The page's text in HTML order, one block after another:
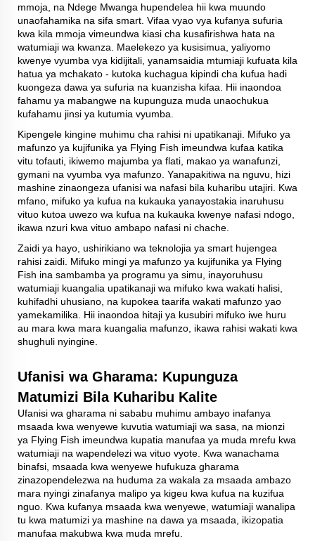
mmoja, na Ndege Mwanga hupendelea hii kwa muundo
unaofahamika na sifa smart. Vifaa vyao vya kufanya sufuria
kwa kila mmoja vimeundwa kiasi cha kusafirishwa hata na
watumiaji wa kwanza. Maelekezo ya kusisimua, yaliyomo
kwenye vyumba vya kidijitali, yanamsaidia mtumiaji kufuata kila
hatua ya mchakato - kutoka kuchagua kipindi cha kufua hadi
kuongeza dawa ya sufuria na kuanzisha kifaa. Hii inaondoa
fahamu ya mabangwe na kupunguza muda unaochukua
kufahamu jinsi ya kutumia vyumba.
Kipengele kingine muhimu cha rahisi ni upatikanaji. Mifuko ya
mafunzo ya kujifunika ya Flying Fish imeundwa kufaa katika
vitu tofauti, ikiwemo majumba ya flati, makao ya wanafunzi,
gymani na vyumba vya mafunzo. Yanapakitiwa na nguvu, hizi
mashine zinaongeza ufanisi wa nafasi bila kuharibu utajiri. Kwa
mfano, mifuko ya kufua na kukauka yanayostakia inaruhusu
vituo kutoa uwezo wa kufua na kukauka kwenye nafasi ndogo,
ikawa nzuri kwa vituo ambapo nafasi ni chache.
Zaidi ya hayo, ushirikiano wa teknolojia ya smart hujengea
rahisi zaidi. Mifuko mingi ya mafunzo ya kujifunika ya Flying
Fish ina sambamba ya programu ya simu, inayoruhusu
watumiaji kuangalia upatikanaji wa mifuko kwa wakati halisi,
kuhifadhi uhusiano, na kupokea taarifa wakati mafunzo yao
yamekamilika. Hii inaondoa hitaji ya kusubiri mifuko iwe huru
au mara kwa mara kuangalia mafunzo, ikawa rahisi wakati kwa
shughuli nyingine.
Ufanisi wa Gharama: Kupunguza
Matumizi Bila Kuharibu Kalite
Ufanisi wa gharama ni sababu muhimu ambayo inafanya
msaada kwa wenyewe kuvutia watumiaji wa sasa, na mionzi
ya Flying Fish imeundwa kupatia manufaa ya muda mrefu kwa
watumiaji na wapendelezi wa vituo vyote. Kwa wanachama
binafsi, msaada kwa wenyewe hufukuza gharama
zinazopendelezwa na huduma za wakala za msaada ambazo
mara nyingi zinafanya malipo ya kigeu kwa kufua na kuzifua
nguo. Kwa kufanya msaada kwa wenyewe, watumiaji wanalipa
tu kwa matumizi ya mashine na dawa ya msaada, ikizopatia
manufaa makubwa kwa muda mrefu.